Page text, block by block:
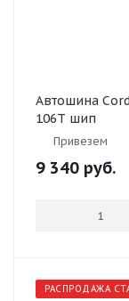
Автошина
106T шип
Привезем
9 340 руб.
РАСПРОДАЖА